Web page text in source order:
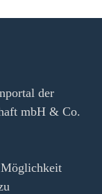
der
mbH & Co.
Möglichkeit